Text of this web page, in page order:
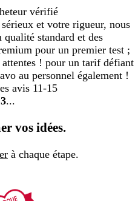
vérifié
et votre rigueur, nous
standard et des
pour un premier test ;
! pour un tarif défiant
au personnel également !
avis 11-15
aller
la
3
3
vos idées.
à chaque étape.